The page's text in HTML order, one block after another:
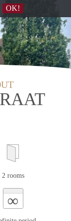
2 rooms
∞
OK!